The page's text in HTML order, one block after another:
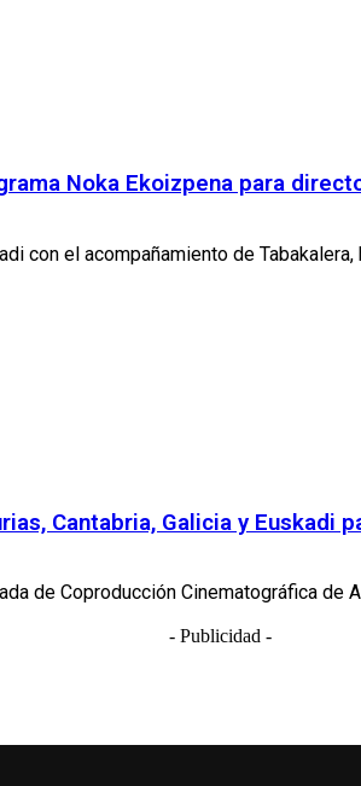
Noka Ekoizpena para
con el acompañamiento de
Cantabria, Galicia y Euskadi
de Coproducción Cinematográfica de
- Publicidad -